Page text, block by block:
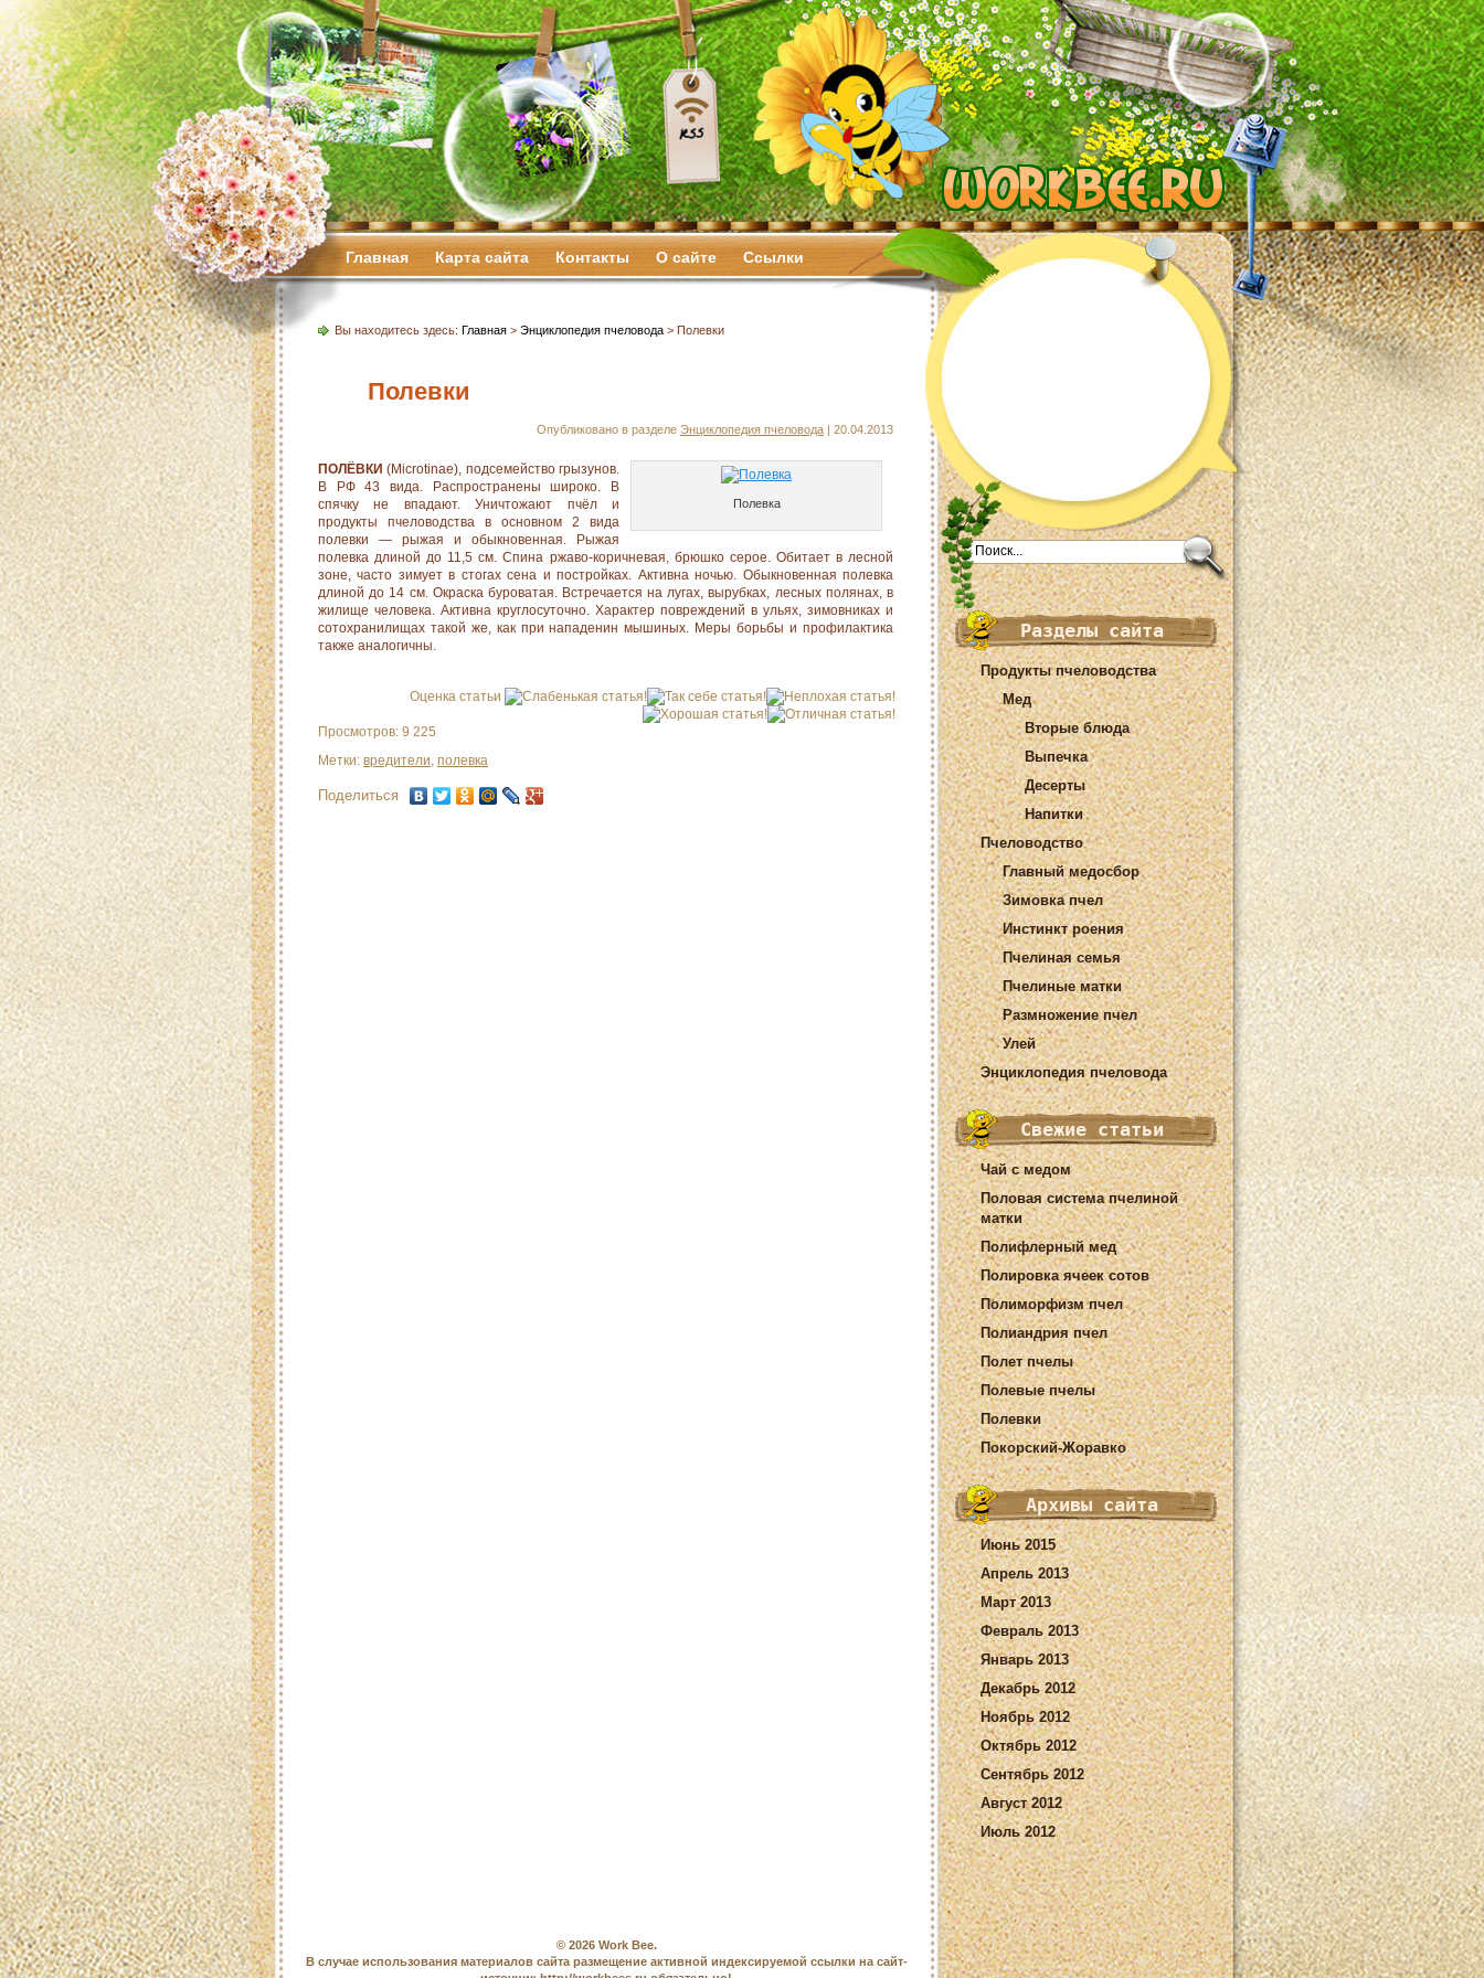
Главная Карта сайта Контакты О сайте Ссылки
Разделы сайта
Продукты пчеловодства
Мед
Вторые блюда
Выпечка
Десерты
Напитки
Пчеловодство
Главный медосбор
Зимовка пчел
Инстинкт роения
Пчелиная семья
Пчелиные матки
Размножение пчел
Улей
Энциклопедия пчеловода
Свежие статьи
Чай с медом
Половая система пчелиной
матки
Полифлерный мед
Полировка ячеек сотов
Полиморфизм пчел
Полиандрия пчел
Полет пчелы
Полевые пчелы
Полевки
Покорский-Жоравко
Архивы сайта
Июнь 2015
Апрель 2013
Март 2013
Февраль 2013
Январь 2013
Декабрь 2012
Ноябрь 2012
Октябрь 2012
Сентябрь 2012
Август 2012
Июль 2012
Вы находитесь здесь: Главная > Энциклопедия пчеловода > Полевки
Полевки
Опубликовано в разделе Энциклопедия пчеловода | 20.04.2013
Полевка
ПОЛЁВКИ (Microtinae), подсемейство грызунов.
В РФ 43 вида. Распространены широко. В
спячку не впадают. Уничтожают пчёл и
продукты пчеловодства в основном 2 вида
полевки — рыжая и обыкновенная. Рыжая
полевка длиной до 11,5 см. Спина ржаво-коричневая, брюшко серое. Обитает в лесной
зоне, часто зимует в стогах сена и постройках. Активна ночью. Обыкновенная полевка
длиной до 14 см. Окраска буроватая. Встречается на лугах, вырубках, лесных полянах, в
жилище человека. Активна круглосуточно. Характер повреждений в ульях, зимовниках и
сотохранилищах такой же, как при нападенин мышиных. Меры борьбы и профилактика
также аналогичны.
Оценка статьи
Просмотров: 9 225
Метки: вредители, полевка
Поделиться
© 2026 Work Bee.
В случае использования материалов сайта размещение активной индексируемой ссылки на сайт-